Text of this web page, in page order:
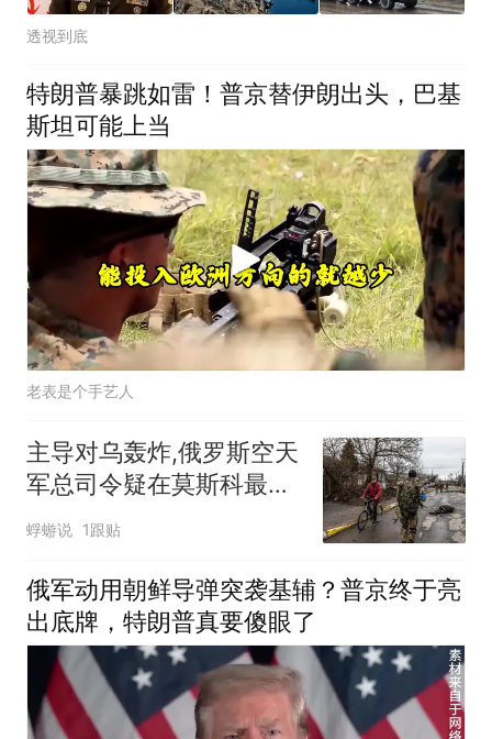
透视到底
特朗普暴跳如雷！普京替伊朗出头，巴基
斯坦可能上当
老表是个手艺人
主导对乌轰炸,俄罗斯空天
军总司令疑在莫斯科最贵
餐厅被炸身亡！
蜉蝣说 1跟贴
俄军动用朝鲜导弹突袭基辅？普京终于亮
出底牌，特朗普真要傻眼了